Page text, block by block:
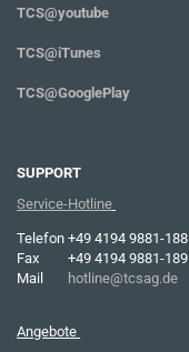
TCS@youtube
TCS@iTunes
TCS@GooglePlay
SUPPORT
Service-Hotline
Telefon +49 4194 9881-188
Fax
+49 4194 9881-189
Mail
hotline@tcsag.de
Angebote